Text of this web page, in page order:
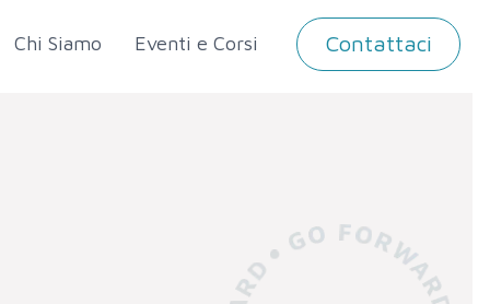
Chi Siamo Eventi e Corsi Contattaci